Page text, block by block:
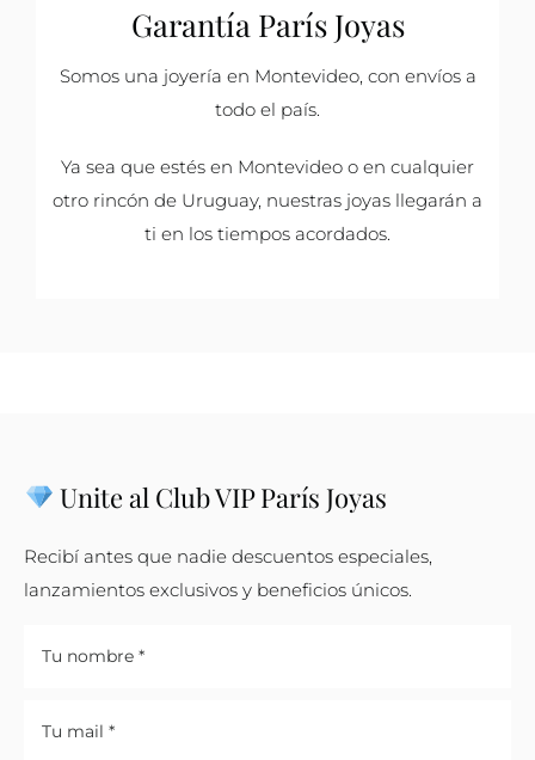
Garantía París Joyas
Somos una joyería en Montevideo, con envíos a
todo el país.
Ya sea que estés en Montevideo o en cualquier
otro rincón de Uruguay, nuestras joyas llegarán a
ti en los tiempos acordados.
Unite al Club VIP París Joyas
Recibí antes que nadie descuentos especiales,
lanzamientos exclusivos y beneficios únicos.